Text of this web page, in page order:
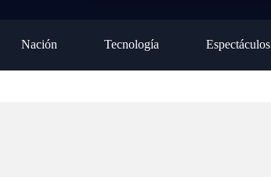
Nación Tecnología Espectáculos